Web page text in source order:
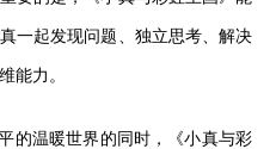
一起发现问题、独立思考、解决
能力。
温暖世界的同时，《小真与彩